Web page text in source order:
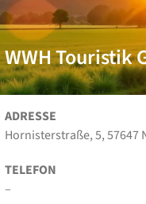
WWH Touristik
ADRESSE
Hornisterstraße, 5, 57647
TELEFON
–